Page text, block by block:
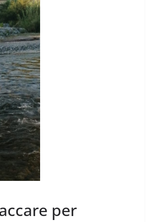
per
Rilassarsi e Concentrarsi
19 Maggio 2024